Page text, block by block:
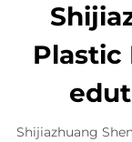
Plastic
Shijiazhuang